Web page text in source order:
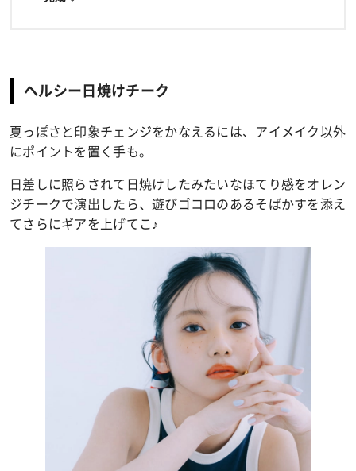
ヘルシー日焼けチーク
夏っぽさと印象チェンジをかなえるには、アイメイク以外
にポイントを置く手も。
日差しに照らされて日焼けしたみたいなほてり感をオレン
ジチークで演出したら、遊びゴコロのあるそばかすを添え
てさらにギアを上げてこ♪